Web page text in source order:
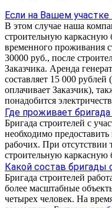
Если на Вашем
В этом случае наша
строительную каркасную
временного проживания
30000 руб., после
Заказчика. Аренда
составляет 15 000 рублей
оплачивает Заказчик),
понадобится
Где проживает
Бригада строителей с
необходимо
рабочих. При отсутствии
строительную каркасную
Какой состав бригады
Бригада строителей
более масштабные
четырех человек. На